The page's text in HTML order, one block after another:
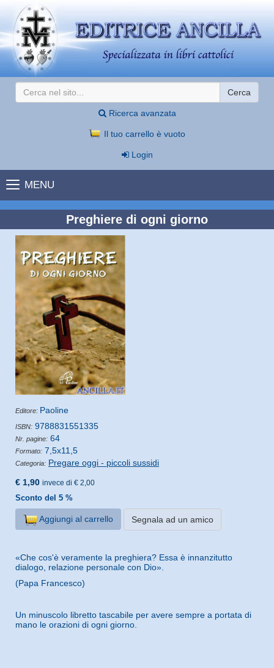
Cerca
Ricerca avanzata
Il tuo carrello è vuoto
Login
MENU
Preghiere di ogni giorno
Editore: Paoline
ISBN: 9788831551335
Nr. pagine: 64
Formato: 7,5x11,5
Categoria: Pregare oggi - piccoli sussidi
€ 1,90 invece di € 2,00
Sconto del 5 %
Aggiungi al carrello Segnala ad un amico
«Che cos'è veramente la preghiera? Essa è innanzitutto
dialogo, relazione personale con Dio».
(Papa Francesco)
Un minuscolo libretto tascabile per avere sempre a portata di
mano le orazioni di ogni giorno.